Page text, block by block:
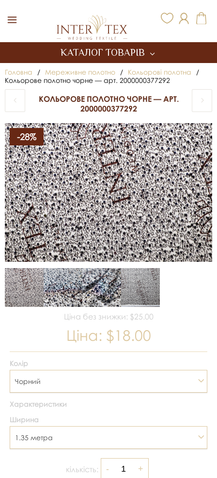
КАТАЛОГ ТОВАРІВ
Головна / Мереживне полотно / Кольорові полотна
/
Кольорове полотно чорне — арт. 2000000377292
КОЛЬОРОВЕ ПОЛОТНО ЧОРНЕ — АРТ.
2000000377292
-28%
Ціна без знижки: $25.00
Ціна: $18.00
Колір
Чорний
Характеристики
Ширина
1.35 метра
кількість: